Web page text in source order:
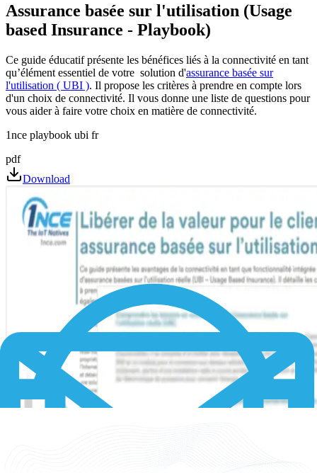
Assurance basée sur l'utilisation (Usage
based Insurance - Playbook)
Ce guide éducatif présente les bénéfices liés à la connectivité en tant
qu’élément essentiel de votre solution d'assurance basée sur
l'utilisation ( UBI ). Il propose les critères à prendre en compte lors
d'un choix de connectivité. Il vous donne une liste de questions pour
vous aider à faire votre choix en matière de connectivité.
1nce playbook ubi fr
pdf
Download